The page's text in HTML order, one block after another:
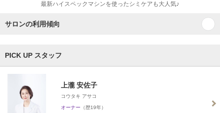
最新ハイスペックマシンを使ったシミケアも大人気♪
サロンの利用傾向
PICK UP スタッフ
上瀧 安佐子
コウタキ アサコ
オーナー （歴19年）